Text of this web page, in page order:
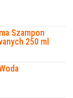
Szampon
250 ml